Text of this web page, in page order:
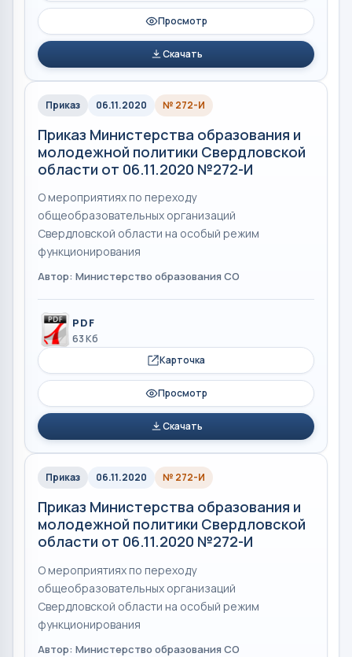
Просмотр
Скачать
Приказ 06.11.2020 № 272-И
Приказ Министерства образования и
молодежной политики Свердловской
области от 06.11.2020 №272-И
О мероприятиях по переходу
общеобразовательных организаций
Свердловской области на особый режим
функционирования
Автор: Министерство образования СО
PDF
63 Кб
Карточка
Просмотр
Скачать
Приказ 06.11.2020 № 272-И
Приказ Министерства образования и
молодежной политики Свердловской
области от 06.11.2020 №272-И
О мероприятиях по переходу
общеобразовательных организаций
Свердловской области на особый режим
функционирования
Автор: Министерство образования СО